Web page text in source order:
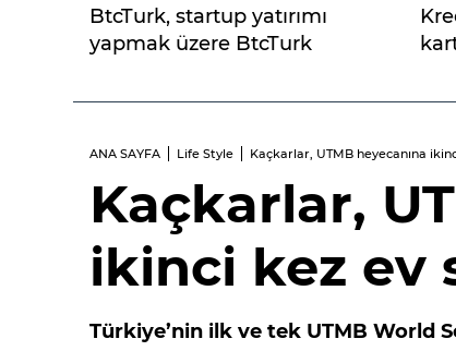
BtcTurk, startup yatırımı
yapmak üzere BtcTurk
ANA SAYFA Life Style Kaçkarlar, UTMB heyecanına
Kaçkarlar,
ikinci kez ev
Türkiye’nin ilk ve tek UTMB World